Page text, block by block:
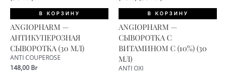
В КОРЗИНУ
ANGIOPHARM —
АНТИКУПЕРОЗНАЯ
СЫВОРОТКА (30 МЛ)
ANTI COUPEROSE
148,00 Br
В КОРЗИНУ
ANGIOPHARM —
СЫВОРОТКА С
ВИТАМИНОМ С (10%) (30
МЛ)
ANTI OXI